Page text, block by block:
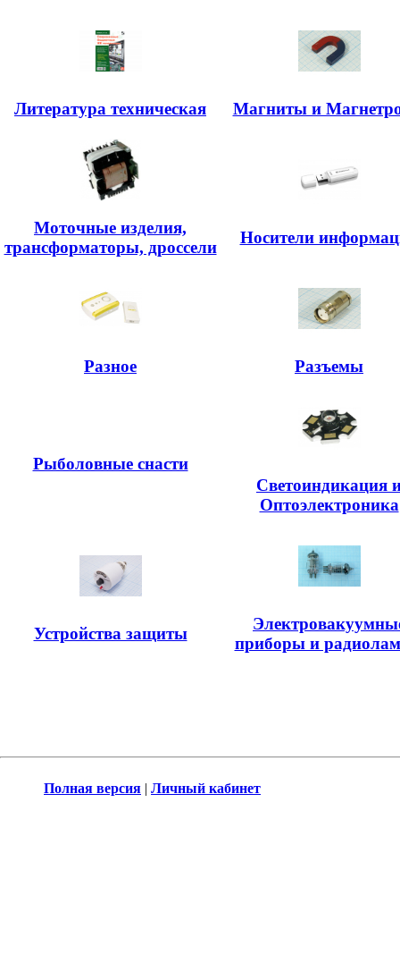
Литература техническая Магниты и
Моточные изделия,
трансформаторы, дроссели
Носители
Разное Разъемы
Рыболовные снасти
Светоиндикация
Оптоэлектроника
Устройства защиты
приборы и
Полная версия | Личный кабинет